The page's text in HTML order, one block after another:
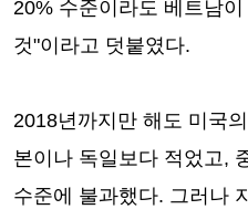
20% 수준이라도 베트남
것"이라고 덧붙였다.
2018년까지만 해도 미국
본이나 독일보다 적었고,
수준에 불과했다. 그러나